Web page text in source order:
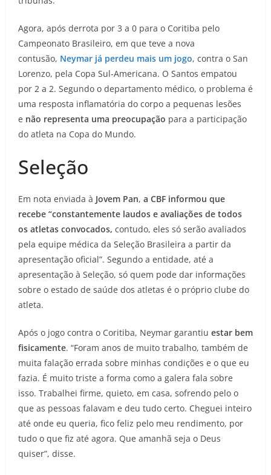
Agora, após derrota por 3 a 0 para o Coritiba pelo
Campeonato Brasileiro, em que teve a nova
contusão, Neymar já perdeu mais um jogo, contra o San
Lorenzo, pela Copa Sul-Americana. O Santos empatou
por 2 a 2. Segundo o departamento médico, o problema é
uma resposta inflamatória do corpo a pequenas lesões
e não representa uma preocupação para a participação
do atleta na Copa do Mundo.
Seleção
Em nota enviada à Jovem Pan, a CBF informou que
recebe “constantemente laudos e avaliações de todos
os atletas convocados, contudo, eles só serão avaliados
pela equipe médica da Seleção Brasileira a partir da
apresentação oficial”. Segundo a entidade, até a
apresentação à Seleção, só quem pode dar informações
sobre o estado de saúde dos atletas é o próprio clube do
atleta.
Após o jogo contra o Coritiba, Neymar garantiu estar bem
fisicamente. “Foram anos de muito trabalho, também de
muita falação errada sobre minhas condições e o que eu
fazia. É muito triste a forma como a galera fala sobre
isso. Trabalhei firme, quieto, em casa, sofrendo pelo o
que as pessoas falavam e deu tudo certo. Cheguei inteiro
até onde eu queria, fico feliz pelo meu rendimento, por
tudo o que fiz até agora. Que amanhã seja o Deus
quiser”, disse.